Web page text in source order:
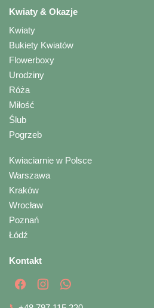
Kwiaty & Okazje
Kwiaty
Bukiety Kwiatów
Flowerboxy
Urodziny
Róża
Miłość
Ślub
Pogrzeb
Kwiaciarnie w Polsce
Warszawa
Kraków
Wrocław
Poznań
Łódź
Kontakt